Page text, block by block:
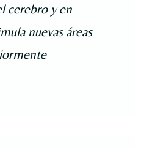
cerebro y en
nuevas áreas